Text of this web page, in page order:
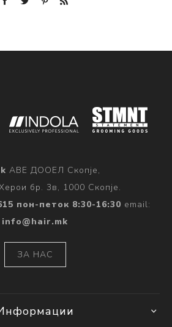
АВЕ ДООЕЛ Скопје,
бр. 3в, 1000 Скопје.
пон-петок 8:30-16:30 email:
info@hair.mk
ЗА НАС